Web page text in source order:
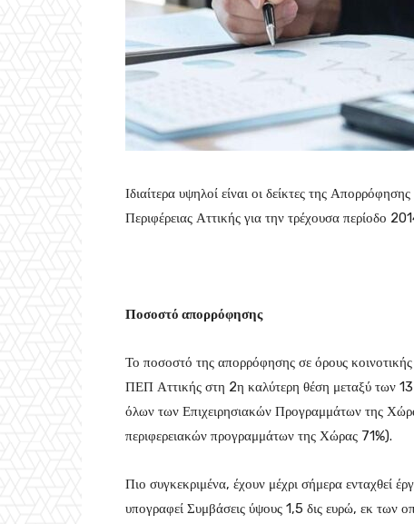
Ιδιαίτερα υψηλοί είναι οι δείκτες της
Περιφέρειας Αττικής για την τρέχουσα περίοδο
Ποσοστό απορρόφησης
Το ποσοστό της απορρόφησης σε όρους
ΠΕΠ Αττικής στη 2η καλύτερη θέση μεταξύ των
όλων των Επιχειρησιακών Προγραμμάτων της
περιφερειακών προγραμμάτων της Χώρας 71%).
Πιο συγκεκριμένα, έχουν μέχρι σήμερα ενταχθεί
υπογραφεί Συμβάσεις ύψους 1,5 δις ευρώ, εκ των